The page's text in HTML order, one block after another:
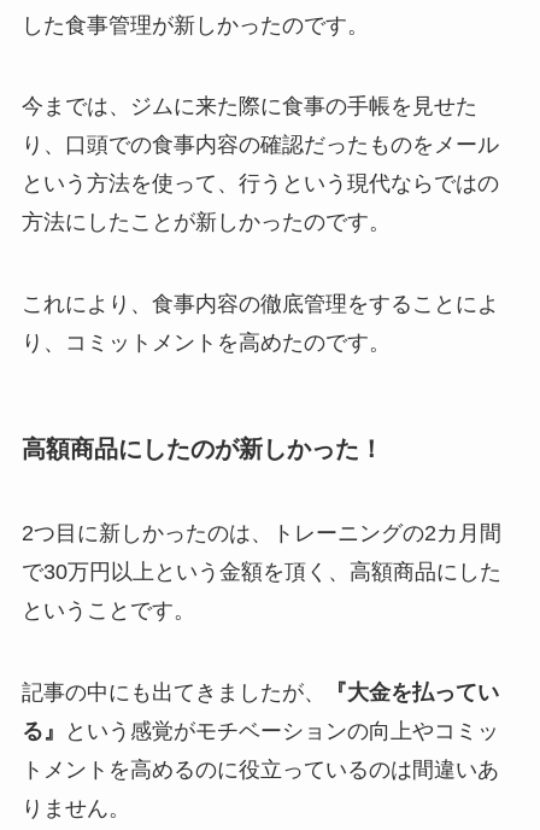
した食事管理が新しかったのです。
今までは、ジムに来た際に食事の手帳を見せた
り、口頭での食事内容の確認だったものをメール
という方法を使って、行うという現代ならではの
方法にしたことが新しかったのです。
これにより、食事内容の徹底管理をすることによ
り、コミットメントを高めたのです。
高額商品にしたのが新しかった！
2つ目に新しかったのは、トレーニングの2カ月間
で30万円以上という金額を頂く、高額商品にした
ということです。
記事の中にも出てきましたが、
『大金を払ってい
る』
という感覚がモチベーションの向上やコミッ
トメントを高めるのに役立っているのは間違いあ
りません。